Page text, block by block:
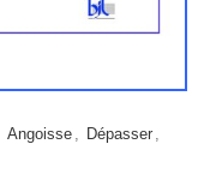
Angoisse Dépasser